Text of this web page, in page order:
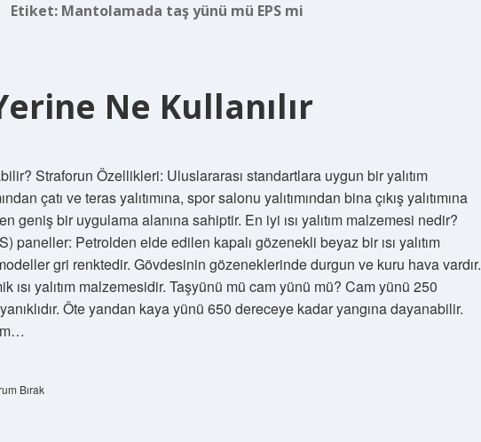
Etiket: Mantolamada taş yünü mü EPS mi
Ne Kullanılır
Straforun Özellikleri: Uluslararası standartlara uygun bir yalıtım
çatı ve teras yalıtımına, spor salonu yalıtımından bina çıkış yalıtımına
geniş bir uygulama alanına sahiptir. En iyi ısı yalıtım malzemesi nedir?
paneller: Petrolden elde edilen kapalı gözenekli beyaz bir ısı yalıtım
gri renktedir. Gövdesinin gözeneklerinde durgun ve kuru hava vardır.
ısı yalıtım malzemesidir. Taşyünü mü cam yünü mü? Cam yünü 250
Öte yandan kaya yünü 650 dereceye kadar yangına dayanabilir.
Bırak